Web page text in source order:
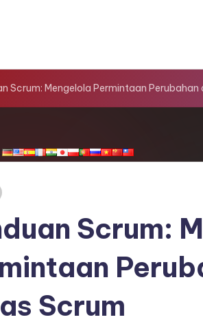
Scrum: Mengelola Permintaan
Scrum:
Scrum